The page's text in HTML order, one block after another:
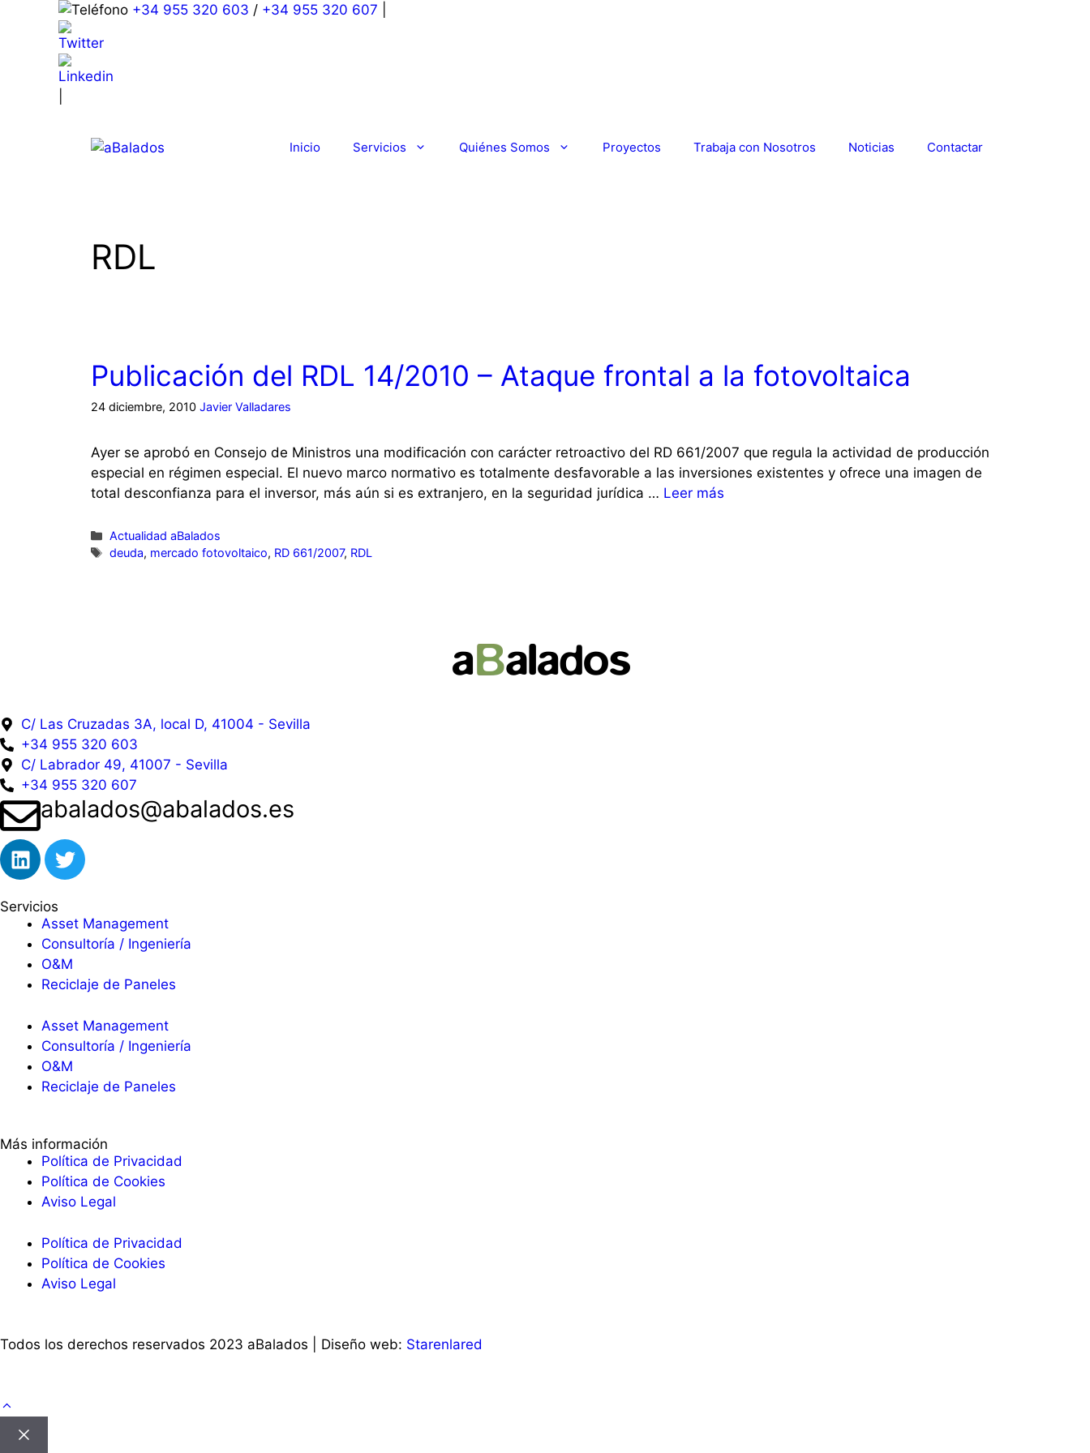
+34 955 320 603 / +34 955 320 607
Inicio Servicios Quiénes Somos Proyectos Trabaja con Nosotros Noticias Contactar
RDL
Publicación del RDL 14/2010 – Ataque frontal a la fotovoltaica
24 diciembre, 2010 Javier Valladares
Ayer se aprobó en Consejo de Ministros una modificación con carácter retroactivo del RD 661/2007 que regula la actividad de producción
especial en régimen especial. El nuevo marco normativo es totalmente desfavorable a las inversiones existentes y ofrece una imagen de
total desconfianza para el inversor, más aún si es extranjero, en la seguridad jurídica … Leer más
Actualidad aBalados
deuda, mercado fotovoltaico, RD 661/2007, RDL
C/ Las Cruzadas 3A, local D, 41004 - Sevilla
+34 955 320 603
C/ Labrador 49, 41007 - Sevilla
+34 955 320 607
abalados@abalados.es
Servicios
Asset Management
Consultoría / Ingeniería
O&M
Reciclaje de Paneles
Asset Management
Consultoría / Ingeniería
O&M
Reciclaje de Paneles
Más información
Política de Privacidad
Política de Cookies
Aviso Legal
Política de Privacidad
Política de Cookies
Aviso Legal
Todos los derechos reservados 2023 aBalados | Diseño web: Starenlared